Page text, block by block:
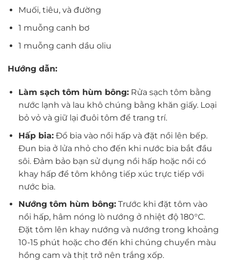
Muối, tiêu, và đường
1 muỗng canh bơ
1 muỗng canh dầu oliu
Hướng dẫn:
Làm sạch tôm hùm bông:Rửa sạch tôm bằng
nước lạnh và lau khô chúng bằng khăn giấy. Loại
bỏ vỏ và giữ lại đuôi tôm để trang trí.
Hấp bia:Đổ bia vào nồi hấp và đặt nồi lên bếp.
Đun bia ở lửa nhỏ cho đến khi nước bia bắt đầu
sôi. Đảm bảo bạn sử dụng nồi hấp hoặc nồi có
khay hấp để tôm không tiếp xúc trực tiếp với
nước bia.
Nướng tôm hùm bông:Trước khi đặt tôm vào
nồi hấp, hâm nóng lò nướng ở nhiệt độ 180°C.
Đặt tôm lên khay nướng và nướng trong khoảng
10-15 phút hoặc cho đến khi chúng chuyển màu
hồng cam và thịt trở nên trắng xốp.